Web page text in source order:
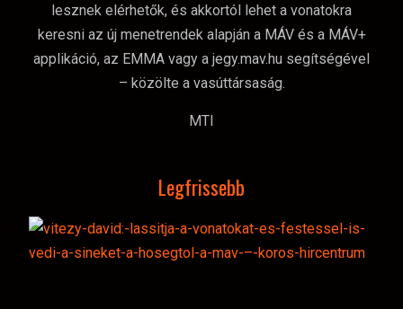
lesznek elérhetők, és akkortól lehet a vonatokra
keresni az új menetrendek alapján a MÁV és a MÁV+
applikáció, az EMMA vagy a jegy.mav.hu segítségével
– közölte a vasúttársaság.
MTI
Legfrissebb